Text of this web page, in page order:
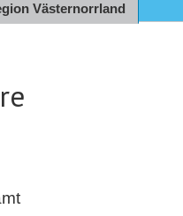
Västernorrland